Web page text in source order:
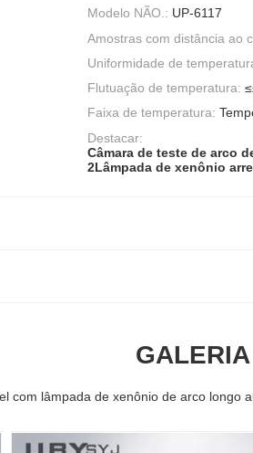
Modelo NÃO.: UP-6117
Amostras com distância ao
Uniformidade de
Flutuação de temperatura:
Faixa de temperatura:
Destacar:
Câmara de teste de arco
2Lâmpada de xenônio
GALERIA
com lâmpada de xenônio de arco